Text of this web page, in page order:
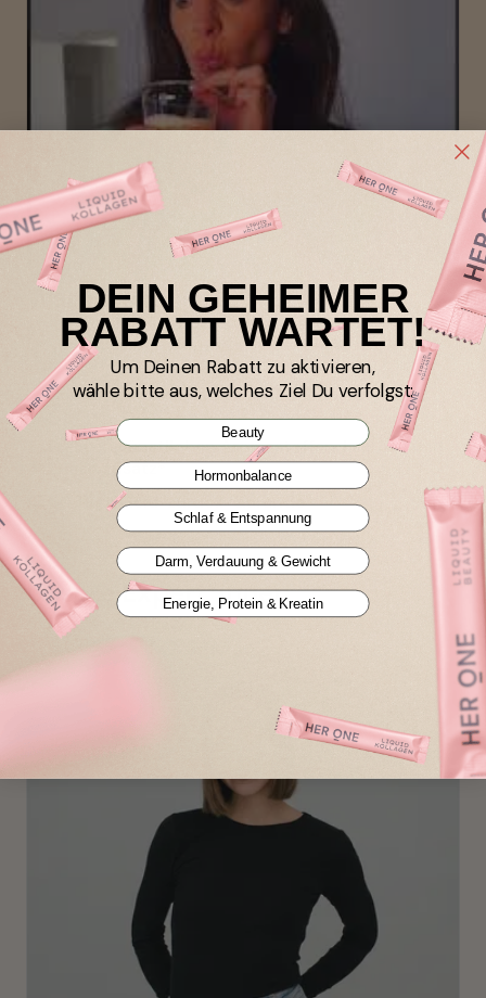
Warum HER ONE?
Optimiert für den speziellen Nährstoffbedarf von
Frauen
Höchste Qualitätsstandards, hergestellt in
Frei von künstlichen Aromastoffen, Laktose und
Zuckerzusatz*
60 Tage Geld-zurück-Garantie
Unsere Expert*innen
DEIN GEHEIMER
RABATT WARTET!
Um Deinen Rabatt zu aktivieren,
wähle bitte aus, welches Ziel Du verfolgst:
Beauty
Hormonbalance
Schlaf & Entspannung
Darm, Verdauung & Gewicht
Energie, Protein & Kreatin